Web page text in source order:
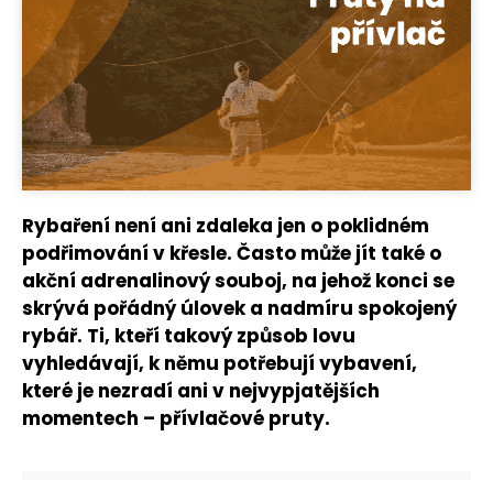
Rybaření není ani zdaleka jen o poklidném
podřimování v křesle. Často může jít také o
akční adrenalinový souboj, na jehož konci se
skrývá pořádný úlovek a nadmíru spokojený
rybář. Ti, kteří takový způsob lovu
vyhledávají, k němu potřebují vybavení,
které je nezradí ani v nejvypjatějších
momentech – přívlačové pruty.